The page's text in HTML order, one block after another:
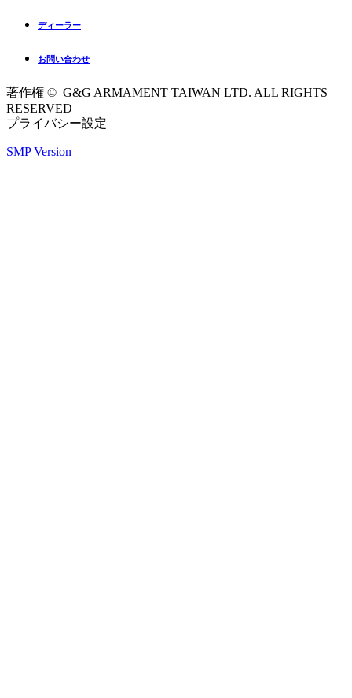
ディーラー
お問い合わせ
著作権 © G&G ARMAMENT TAIWAN LTD. ALL RIGHTS
RESERVED
プライバシー設定
SMP Version